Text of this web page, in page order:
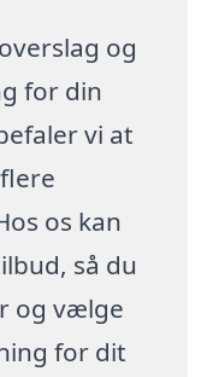
og
for din
vi at
os kan
så du
og vælge
for dit